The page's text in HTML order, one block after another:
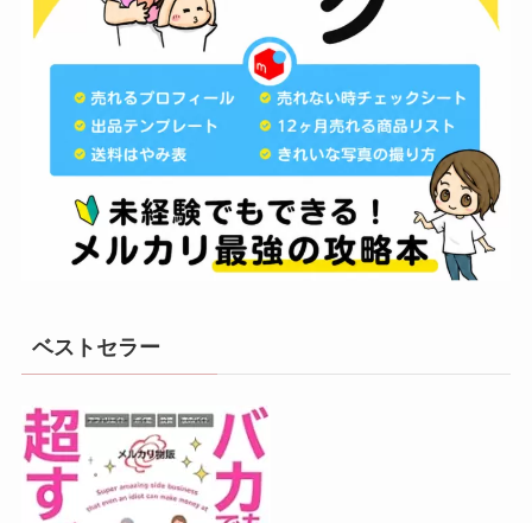
ベストセラー